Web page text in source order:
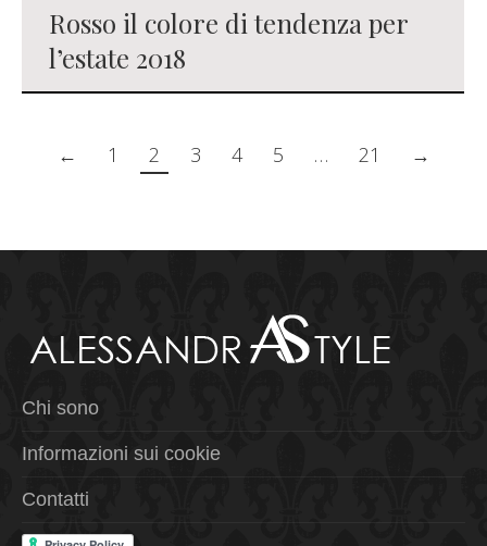
Rosso il colore di tendenza per
l’estate 2018
← 1 2 3 4 5 … 21 →
Chi sono
Informazioni sui cookie
Contatti